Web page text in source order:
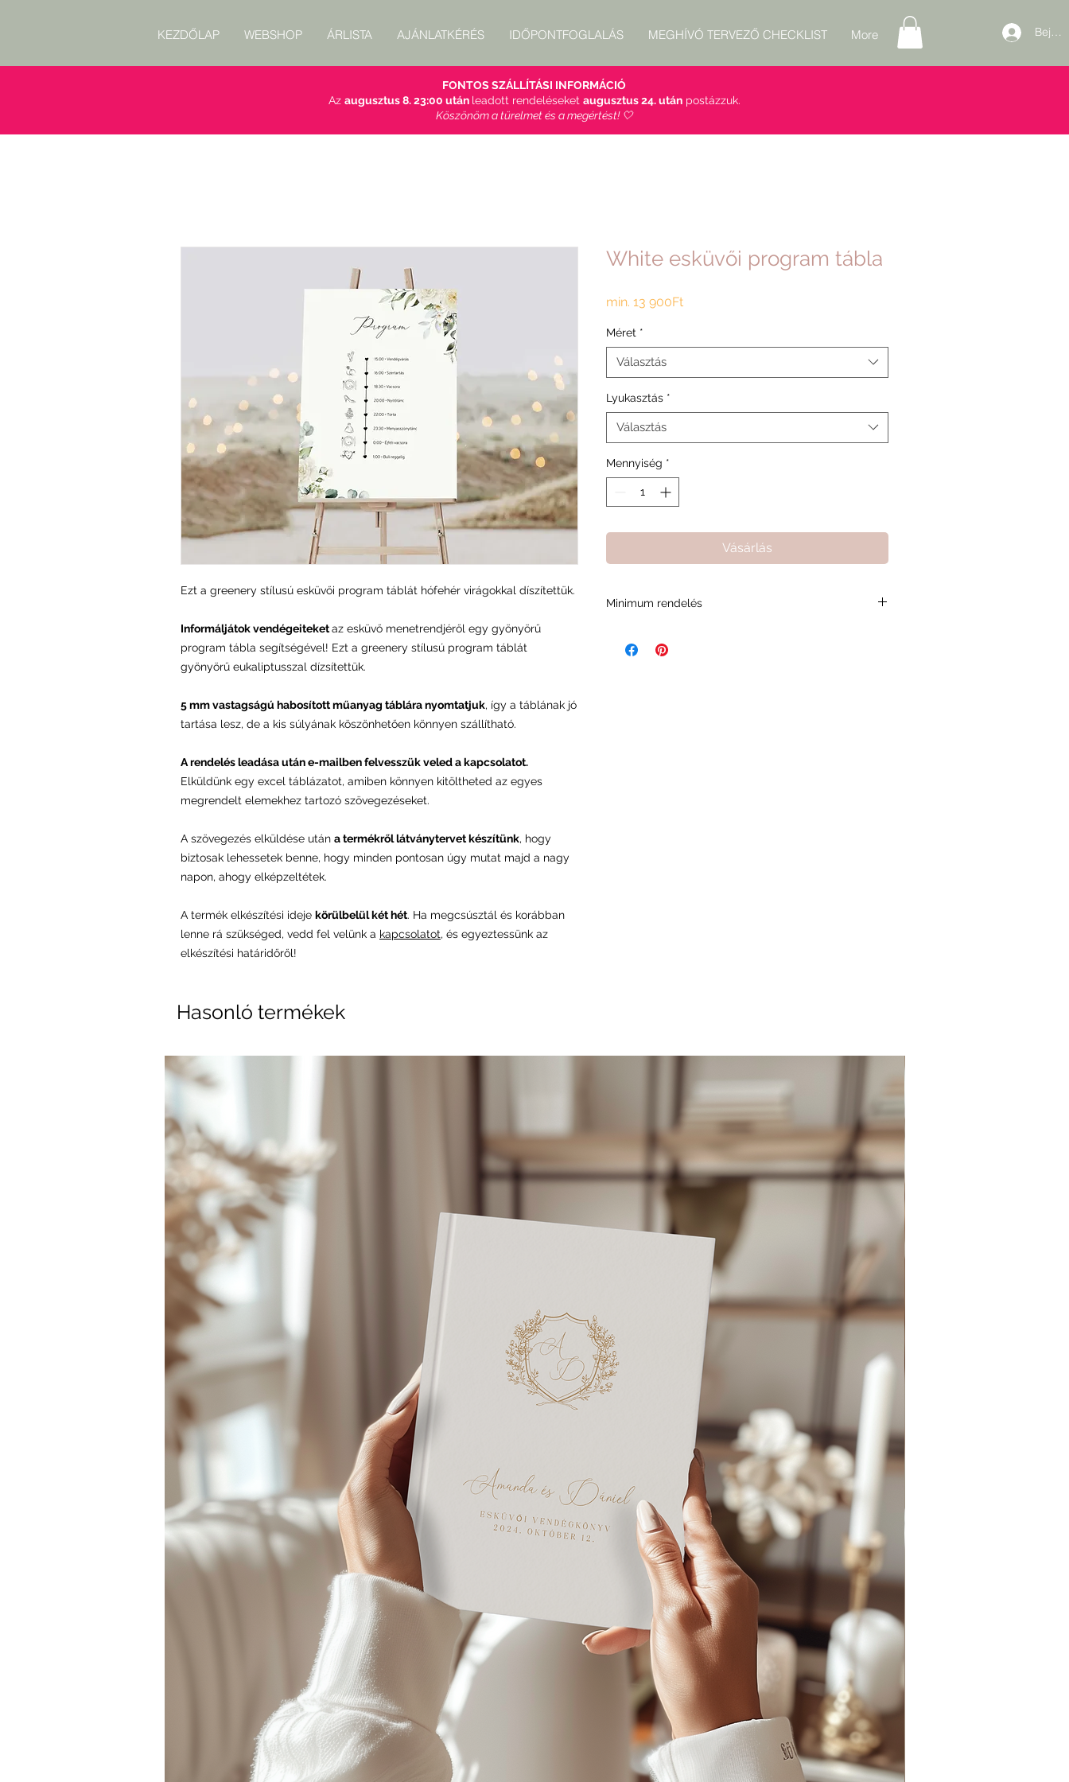
KEZDŐLAP WEBSHOP ÁRLISTA AJÁNLATKÉRÉS IDŐPONTFOGLALÁS MEGHÍVÓ TERVEZŐ CHECKLIST More
FONTOS SZÁLLÍTÁSI INFORMÁCIÓ
Az augusztus 8. 23:00 után leadott rendeléseket augusztus 24. utánpostázzuk.
Köszönöm a türelmet és a megértést! 🤍
Ezt a greenery stílusú esküvői program táblát hófehér virágokkal díszítettük.
Informáljátok vendégeiteketaz esküvő menetrendjéről egy gyönyörű
program tábla segítségével! Ezt a greenery stílusú program táblát
gyönyörű eukaliptusszal dízsítettük.
5 mm vastagságú habosított műanyag táblára nyomtatjuk, így a táblának jó
tartása lesz, de a kis súlyának köszönhetően könnyen szállítható.
A rendelés leadása után e-mailben felvesszük veled a kapcsolatot.
Elküldünk egy excel táblázatot, amiben könnyen kitöltheted az egyes
megrendelt elemekhez tartozó szövegezéseket.
A szövegezés elküldése után a termékről látványtervet készítünk, hogy
biztosak lehessetek benne, hogy minden pontosan úgy mutat majd a nagy
napon, ahogy elképzeltétek.
A termék elkészítési ideje körülbelül két hét. Ha megcsúsztál és korábban
lenne rá szükséged, vedd fel velünk a kapcsolatot, és egyeztessünk az
elkészítési határidőről!
White esküvői program tábla
min. 13 900FtAkciós
Méret *
Választás
Lyukasztás *
Választás
Mennyiség *
Vásárlás
Minimum rendelés
minket abban, fenntarthassuk a minőségi kiszolgálást
Hasonló termékek